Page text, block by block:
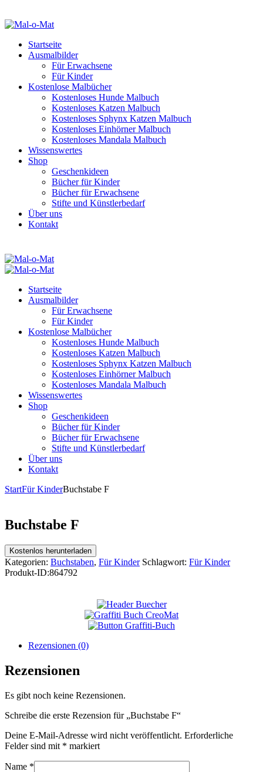
Startseite
Ausmalbilder
Für Erwachsene
Für Kinder
Kostenlose Malbücher
Kostenloses Hunde Malbuch
Kostenloses Katzen Malbuch
Kostenloses Sphynx Katzen Malbuch
Kostenloses Einhörner Malbuch
Kostenloses Mandala Malbuch
Wissenswertes
Shop
Geschenkideen
Bücher für Kinder
Bücher für Erwachsene
Stifte und Künstlerbedarf
Über uns
Kontakt
Startseite
Ausmalbilder
Für Erwachsene
Für Kinder
Kostenlose Malbücher
Kostenloses Hunde Malbuch
Kostenloses Katzen Malbuch
Kostenloses Sphynx Katzen Malbuch
Kostenloses Einhörner Malbuch
Kostenloses Mandala Malbuch
Wissenswertes
Shop
Geschenkideen
Bücher für Kinder
Bücher für Erwachsene
Stifte und Künstlerbedarf
Über uns
Kontakt
StartFür KinderBuchstabe F
Buchstabe F
Kostenlos herunterladen
Kategorien: Buchstaben, Für Kinder Schlagwort: Für Kinder
Produkt-ID:864792
Rezensionen (0)
Rezensionen
Es gibt noch keine Rezensionen.
Schreibe die erste Rezension für „Buchstabe F“
Deine E-Mail-Adresse wird nicht veröffentlicht. Erforderliche
Felder sind mit * markiert
Name *